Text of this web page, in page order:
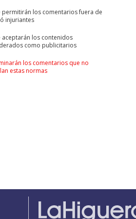
permitirán los comentarios fuera de
injuriantes
aceptarán los contenidos
como publicitarios
los comentarios que no
estas normas